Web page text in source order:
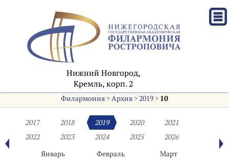
Нижний Новгород,
Кремль, корп. 2
Филармония>Архив>2019> 10
2017 2018 2019 2020
2021
2022
2023 2024 2025
2026
Январь
Февраль
Март